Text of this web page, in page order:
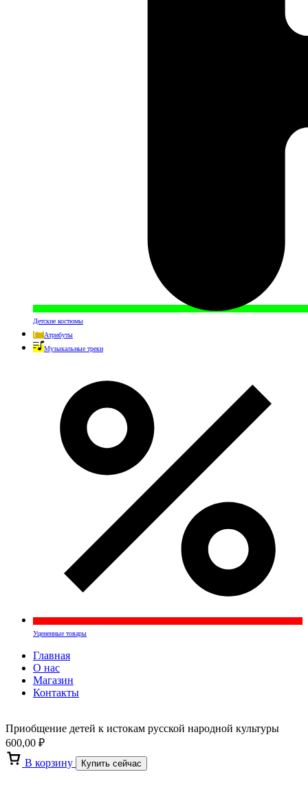
Детские костюмы
Атрибуты
Музыкальные треки
Уцененные товары
Главная
О нас
Магазин
Контакты
Приобщение детей к истокам русской народной культуры
600,00 ₽
В корзину
Купить сейчас